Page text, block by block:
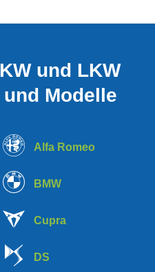
und LKW
Modelle
Alfa Romeo
BMW
Cupra
DS